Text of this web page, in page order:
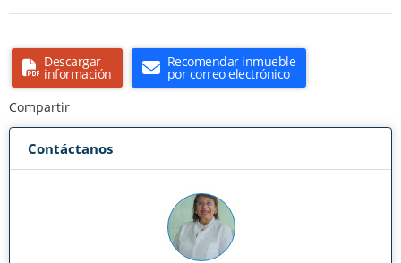
Descargar
información
Recomendar inmueble
por correo electrónico
Compartir
Contáctanos